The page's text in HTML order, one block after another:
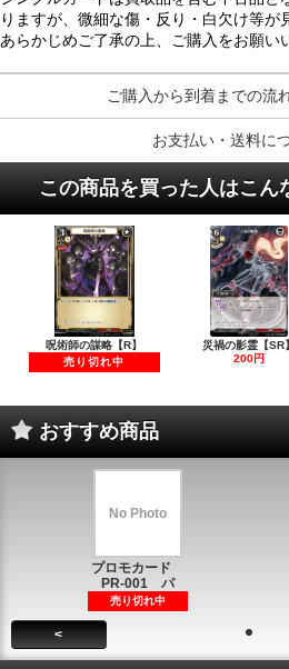
りますが、微細な傷・反り・白欠け等が
あらかじめご了承の上、ご購入をお願い
ご購入から到着までの流
お支払い・送料に
この商品を買った人はこん
呪術師の謀略【R】
売り切れ中
災禍の影霊【SR】
200円
おすすめ商品
No Photo
プロモカード
PR-001 パ
売り切れ中
<